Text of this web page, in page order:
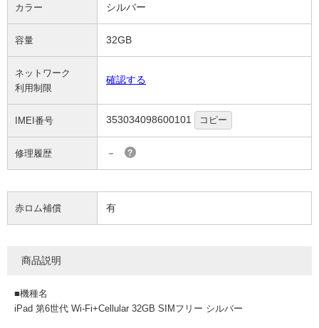
カラー シルバー
容量 32GB
ネットワーク
利用制限
確認する
IMEI番号 353034098600101 コピー
修理履歴 － ?
赤ロム補償 有
商品説明
■機種名
iPad 第6世代 Wi-Fi+Cellular 32GB SIMフリー シルバー